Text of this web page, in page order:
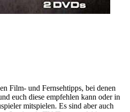
Film- und Fernsehtipps, bei denen
euch diese empfehlen kann oder in
mitspielen. Es sind aber auch